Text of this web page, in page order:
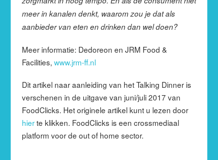
meer in kanalen denkt, waarom zou je dat als
aanbieder van eten en drinken dan wel doen?
Meer informatie: Dedoreon en JRM Food &
Facilities, www.jrm-ff.nl
Dit artikel naar aanleiding van het Talking Dinner is
verschenen in de uitgave van juni/juli 2017 van
FoodClicks. Het originele artikel kunt u lezen door
hierte klikken. FoodClicks is een crossmediaal
platform voor de out of home sector.